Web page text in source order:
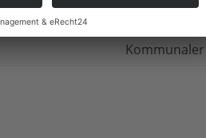
nicht beantwortet